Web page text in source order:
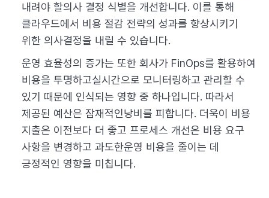
내려야 할의사 결정 식별을 개선합니다. 이를 통해
클라우드에서 비용 절감 전략의 성과를 향상시키기
위한 의사결정을 내릴 수 있습니다.
운영 효율성의 증가는 또한 회사가 FinOps를 활용하여
비용을 투명하고실시간으로 모니터링하고 관리할 수
있기 때문에 인식되는 영향 중 하나입니다. 따라서
제공된 예산은 잠재적인낭비를 피합니다. 더욱이 비용
지출은 이전보다 더 좋고 프로세스 개선은 비용 요구
사항을 변경하고 과도한운영 비용을 줄이는 데
긍정적인 영향을 미칩니다.